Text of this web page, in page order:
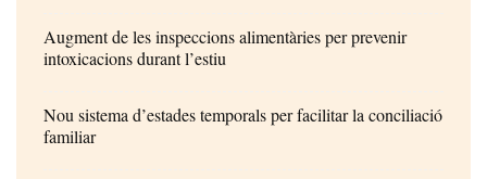
Augment de les inspeccions alimentàries per prevenir
intoxicacions durant l’estiu
Nou sistema d’estades temporals per facilitar la conciliació
familiar